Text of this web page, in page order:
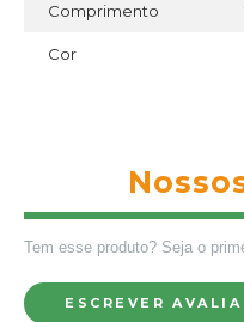
Comprimento
Cor
Tem esse produto? Seja o
ESCREVER